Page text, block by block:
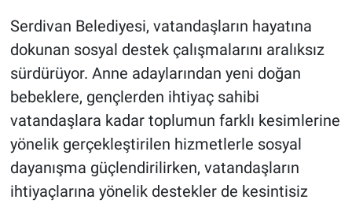
Serdivan Belediyesi, vatandaşların hayatına
dokunan sosyal destek çalışmalarını aralıksız
sürdürüyor. Anne adaylarından yeni doğan
bebeklere, gençlerden ihtiyaç sahibi
vatandaşlara kadar toplumun farklı kesimlerine
yönelik gerçekleştirilen hizmetlerle sosyal
dayanışma güçlendirilirken, vatandaşların
ihtiyaçlarına yönelik destekler de kesintisiz